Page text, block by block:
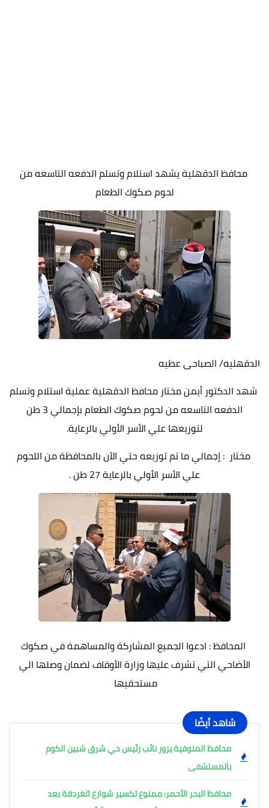
محافظ الدقهلية يشهد استلام وتسلم الدفعه التاسعه من
لحوم صكوك الطعام
الدقهليه/ الصباحى عطيه
شهد الدكتور أيمن مختار محافظ الدقهلية عملية استلام وتسلم
الدفعه التاسعه من لحوم صكوك الطعام بإجمالي 3 طن
لتوزيعها علي الأسر الأولي بالرعاية.
مختار : إجمالي ما تم توزيعه حتي الآن بالمحافظة من اللحوم
علي الأسر الأولي بالرعاية 27 طن .
المحافظ : ادعوا الجميع المشاركة والمساهمة في صكوك
الأضاحي التي تشرف عليها وزارة الأوقاف لضمان وصلها الي
مستحقيها
شاهد أيضًا
محافظ المنوفية يزور نائب رئيس حي شرق شبين الكوم
بالمستشفى
محافظ البحر الأحمر: ممنوع تكسير شوارع الغردقة بعد